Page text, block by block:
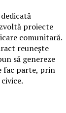
proiecte
comunitară.
reunește
să genereze
fac parte, prin